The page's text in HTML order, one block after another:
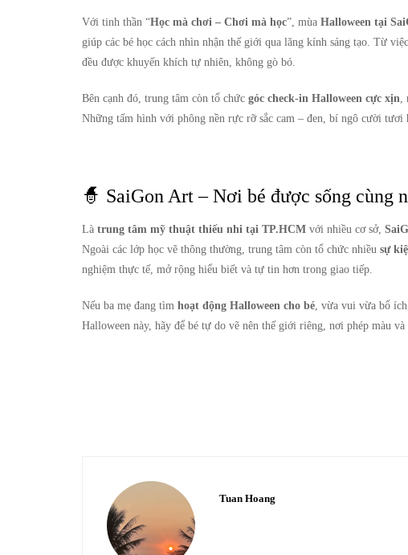
Với tinh thần “Học mà chơi – Chơi mà học”, mùa Halloween tại
giúp các bé học cách nhìn nhận thế giới qua lăng kính sáng tạo. Từ
đều được khuyến khích tự nhiên, không gò bó.
Bên cạnh đó, trung tâm còn tổ chức góc check-in Halloween cực xịn
Những tấm hình với phông nền rực rỡ sắc cam – đen, bí ngô cười tươi
🧙 SaiGon Art – Nơi bé được sống cùng
Là trung tâm mỹ thuật thiếu nhi tại TP.HCM với nhiều cơ sở,
Ngoài các lớp học vẽ thông thường, trung tâm còn tổ chức nhiều sự
nghiệm thực tế, mở rộng hiểu biết và tự tin hơn trong giao tiếp.
Nếu ba mẹ đang tìm hoạt động Halloween cho bé , vừa vui vừa bổ
Halloween này, hãy để bé tự do vẽ nên thế giới riêng, nơi phép màu
Tuan Hoang